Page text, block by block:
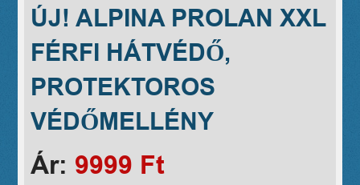
ÚJ! ALPINA PROLAN XXL
FÉRFI HÁTVÉDŐ,
PROTEKTOROS
VÉDŐMELLÉNY
Ár: 9999 Ft